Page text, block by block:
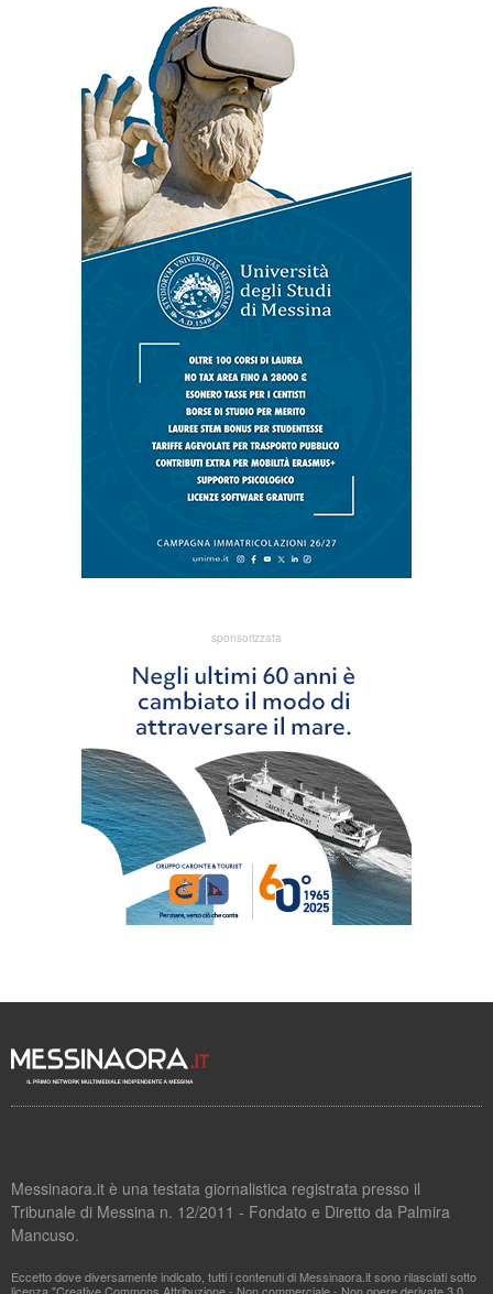
sponsorizzata
Messinaora.it è una testata giornalistica registrata presso il
Tribunale di Messina n. 12/2011 - Fondato e Diretto da Palmira
Mancuso.
Eccetto dove diversamente indicato, tutti i contenuti di Messinaora.it sono rilasciati sotto